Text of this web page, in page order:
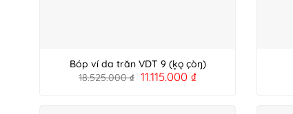
Bóp ví da trăn VDT 9 (ķǫ çòŋ)
18.525.000₫ 11.115.000₫